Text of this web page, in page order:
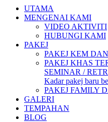
UTAMA
MENGENAI KAMI
VIDEO AKTIVITI
HUBUNGI KAMI
PAKEJ
PAKEJ KEM
PAKEJ KHAS
SEMINAR /
Kadar pakej baru
PAKEJ FAMILY
GALERI
TEMPAHAN
BLOG